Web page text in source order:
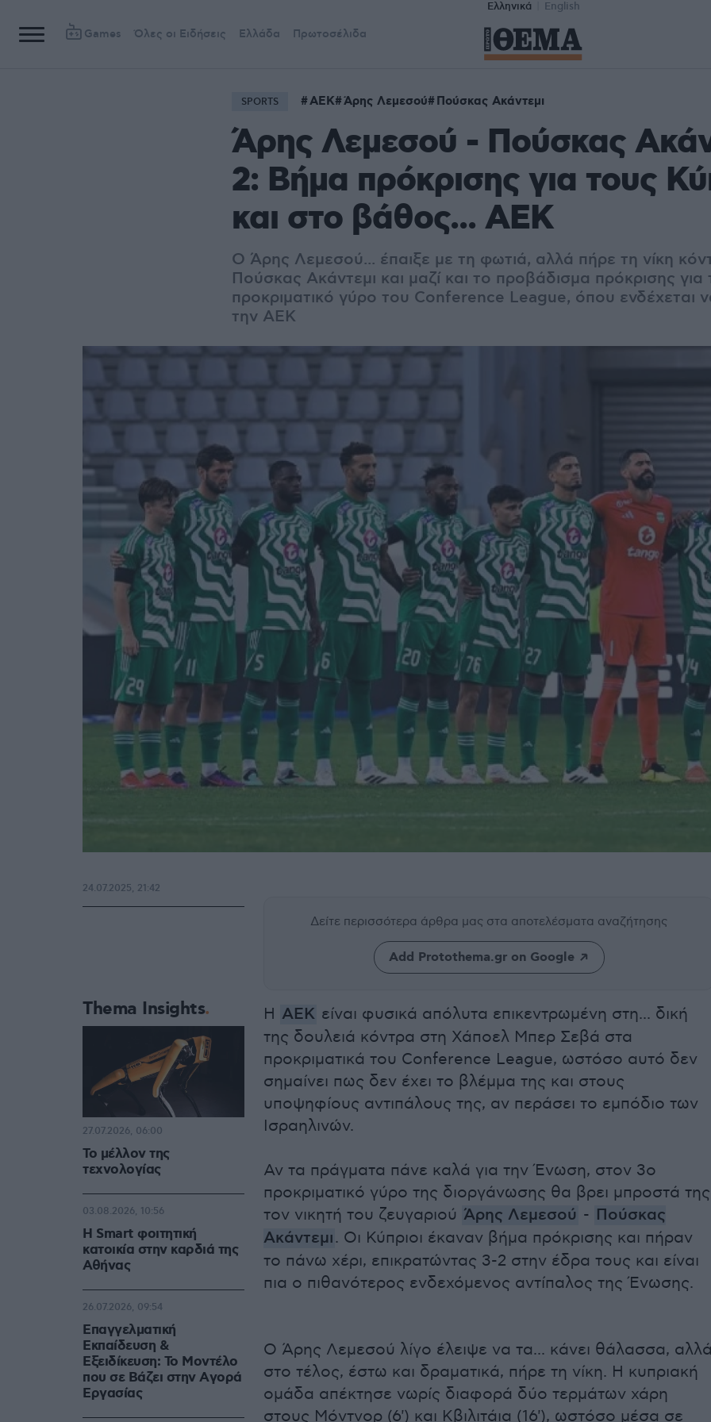
Ελληνικά English
Games Όλες οι Ειδήσεις Ελλάδα Πρωτοσέλιδα
SPORTS ΑΕΚ Άρης Λεμεσού Πούσκας Ακάντεμι
Άρης Λεμεσού - Πούσκας
2: Βήμα πρόκρισης για τους
και στο βάθος... ΑΕΚ
Ο Άρης Λεμεσού... έπαιξε με τη φωτιά, αλλά πήρε τη νίκη
Πούσκας Ακάντεμι και μαζί και το προβάδισμα πρόκρισης για
προκριματικό γύρο του Conference League, όπου ενδέχεται
την ΑΕΚ
Δείτε περισσότερα άρθρα μας στα αποτελέσματα αναζήτησης
Add Protothema.gr on Google
Η ΑΕΚ είναι φυσικά απόλυτα επικεντρωμένη στη... δική
της δουλειά κόντρα στη Χάποελ Μπερ Σεβά στα
προκριματικά του Conference League, ωστόσο αυτό δεν
σημαίνει πως δεν έχει το βλέμμα της και στους
υποψηφίους αντιπάλους της, αν περάσει το εμπόδιο των
Ισραηλινών.
Αν τα πράγματα πάνε καλά για την Ένωση, στον 3ο
προκριματικό γύρο της διοργάνωσης θα βρει μπροστά της
τον νικητή του ζευγαριού Άρης Λεμεσού - Πούσκας
Ακάντεμι. Οι Κύπριοι έκαναν βήμα πρόκρισης και πήραν
το πάνω χέρι, επικρατώντας 3-2 στην έδρα τους και είναι
πια ο πιθανότερος ενδεχόμενος αντίπαλος της Ένωσης.
Ο Άρης Λεμεσού λίγο έλειψε να τα... κάνει θάλασσα,
στο τέλος, έστω και δραματικά, πήρε τη νίκη. Η κυπριακή
ομάδα απέκτησε νωρίς διαφορά δύο τερμάτων χάρη
στους Μόντνορ (6') και Κβιλιτάια (16'), ωστόσο μέσα σε
24.07.2025, 21:42
Thema Insights
Το μέλλον της
τεχνολογίας
27.07.2026, 06:00
Η Smart φοιτητική
κατοικία στην καρδιά της
Αθήνας
03.08.2026, 10:56
Επαγγελματική
Εκπαίδευση &
Εξειδίκευση: Το Mοντέλο
που σε Bάζει στην Aγορά
Eργασίας
26.07.2026, 09:54